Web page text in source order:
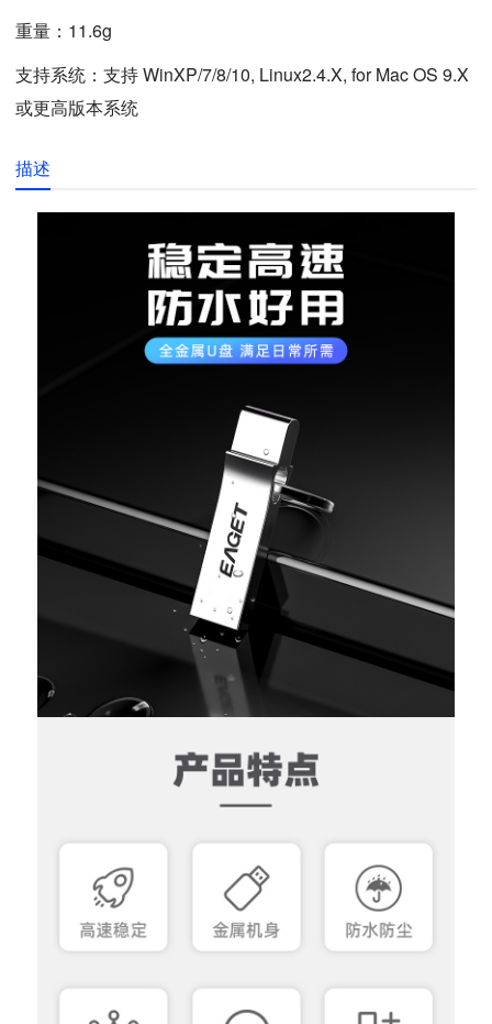
重量：11.6g
支持系统：支持 WinXP/7/8/10, Linux2.4.X, for Mac OS 9.X
或更高版本系统
描述